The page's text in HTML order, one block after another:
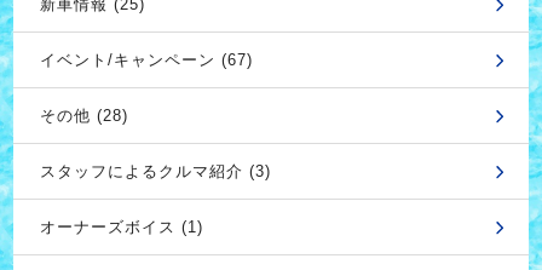
新車情報 (25)
イベント/キャンペーン (67)
その他 (28)
スタッフによるクルマ紹介 (3)
オーナーズボイス (1)